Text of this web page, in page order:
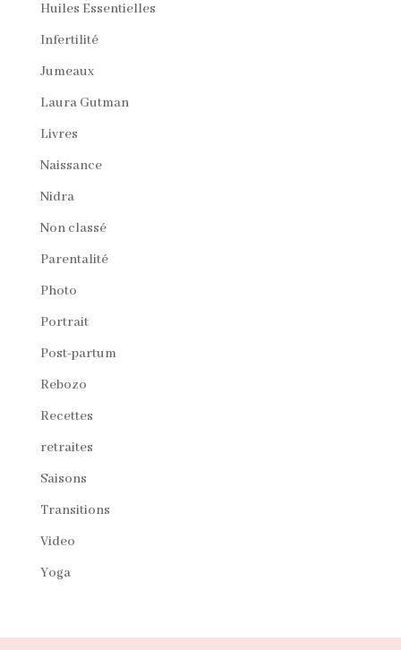
Huiles Essentielles
Infertilité
Jumeaux
Laura Gutman
Livres
Naissance
Nidra
Non classé
Parentalité
Photo
Portrait
Post-partum
Rebozo
Recettes
retraites
Saisons
Transitions
Video
Yoga